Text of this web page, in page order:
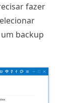
fazer
backup